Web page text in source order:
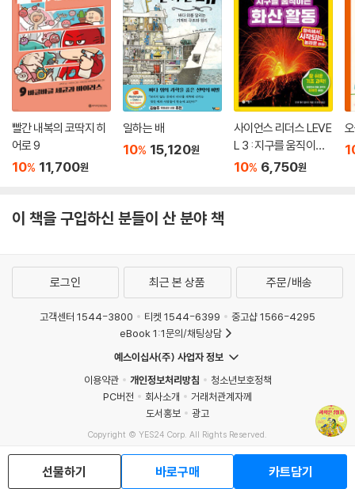
계인 ‘종-속-과-목-강-문-계’를 보다 효과적으로 설명하는 부분도 주목
할 만하다. 아이들은 책의 예시를 통해 동물을 분류하는 기준을 스스로 생
각해 보면서, 단순 암기를 넘어 생물 분류의 원리를 익힐 수 있다.
한편, 교과서에는 없는 생물 분류의 흥미로운 교양 상식까지 담았다. 유전
자 분석을 통한 분류 방법이나 미생물을 분류하는 방법을 소개하며 생물을
분류하는 기준과 방법이 계속 발전해 나가는 모습을 알려 준다. 또한 멸종
동물과 멸종 위기 동물의 사례를 통해 생물 다양성의 중요성을 전한다. 결
국 생물 분류를 학습하는 목적은, 다양한 생물에 대한 깊은 이해를 위한 일
이며, 나아가 지구상의 수많은 생물과 함께 살아가기 위함임을 어린이 독
과학 3-1 동물의 한살이
과학 5-1 5. 다양한 생물과 우리 생활
과학 5-2 2. 생물과 환경
빨간 내복의 코딱지 히
어로 9
10% 11,700원
일하는 배
10% 15,120원
사이언스 리더스 LEVE
L 3 : 지구를 움직이는
화산 활동
10% 6,750원
이 책을 구입하신 분들이 산 분야 책
선물하기 바로구매 카트담기
로그인 최근 본 상품 주문/배송
고객센터 1544-3800 티켓 1544-6399
중고샵 1566-4295
eBook 1:1문의/채팅상담
예스이십사(주) 사업자 정보
이용약관
개인정보처리방침
청소년보호정책
PC버전
회사소개
거래처관계자께
도서홍보
광고
Copyright © YES24 Corp. All Rights Reserved.